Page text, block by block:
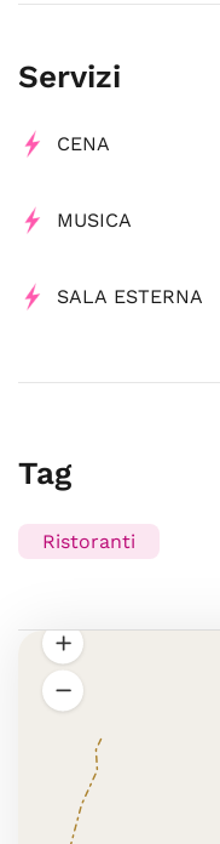
Servizi
CENA
MUSICA
SALA ESTERNA
Tag
Ristoranti